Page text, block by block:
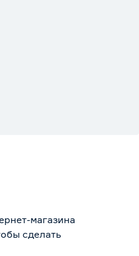
магазина
сделать